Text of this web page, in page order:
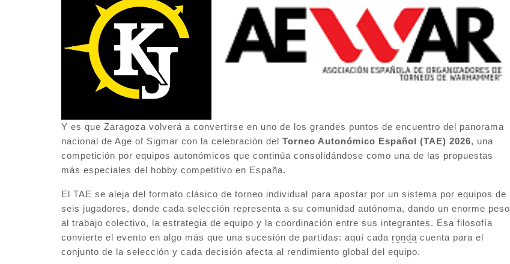
Y es que Zaragoza volverá a convertirse en uno de los grandes puntos de encuentro del panorama
nacional de Age of Sigmar con la celebración del Torneo Autonómico Español (TAE) 2026, una
competición por equipos autonómicos que continúa consolidándose como una de las propuestas
más especiales del hobby competitivo en España.
El TAE se aleja del formato clásico de torneo individual para apostar por un sistema por equipos de
seis jugadores, donde cada selección representa a su comunidad autónoma, dando un enorme peso
al trabajo colectivo, la estrategia de equipo y la coordinación entre sus integrantes. Esa filosofía
convierte el evento en algo más que una sucesión de partidas: aquí cada ronda cuenta para el
conjunto de la selección y cada decisión afecta al rendimiento global del equipo.